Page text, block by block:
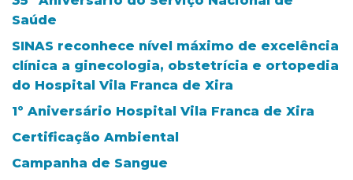
Saúde
SINAS reconhece nível máximo de excelência
clínica a ginecologia, obstetrícia e ortopedia
do Hospital Vila Franca de Xira
1º Aniversário Hospital Vila Franca de Xira
Certificação Ambiental
Campanha de Sangue